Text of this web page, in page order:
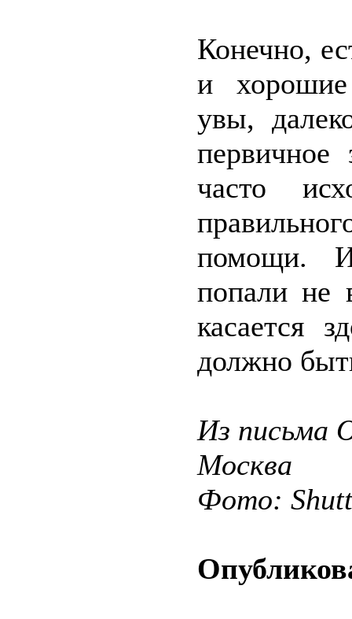
Конечно,
и хорошие
увы,
первичное
часто
помощи.
попали не
касается
должно
Из письма
Москва
Фото: